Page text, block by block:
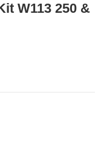
W113 250 &